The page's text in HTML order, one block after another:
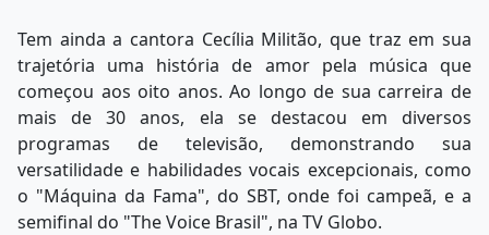
Tem ainda a cantora Cecília Militão, que traz em sua
trajetória uma história de amor pela música que
começou aos oito anos. Ao longo de sua carreira de
mais de 30 anos, ela se destacou em diversos
programas de televisão, demonstrando sua
versatilidade e habilidades vocais excepcionais, como
o "Máquina da Fama", do SBT, onde foi campeã, e a
semifinal do "The Voice Brasil", na TV Globo.